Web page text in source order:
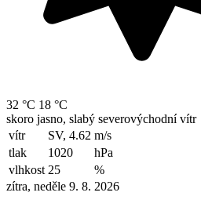
32 °C 18 °C
skoro jasno, slabý severovýchodní vítr
vítr
SV, 4.62 m/s
tlak
1020
hPa
vlhkost 25
%
zítra, neděle 9. 8. 2026